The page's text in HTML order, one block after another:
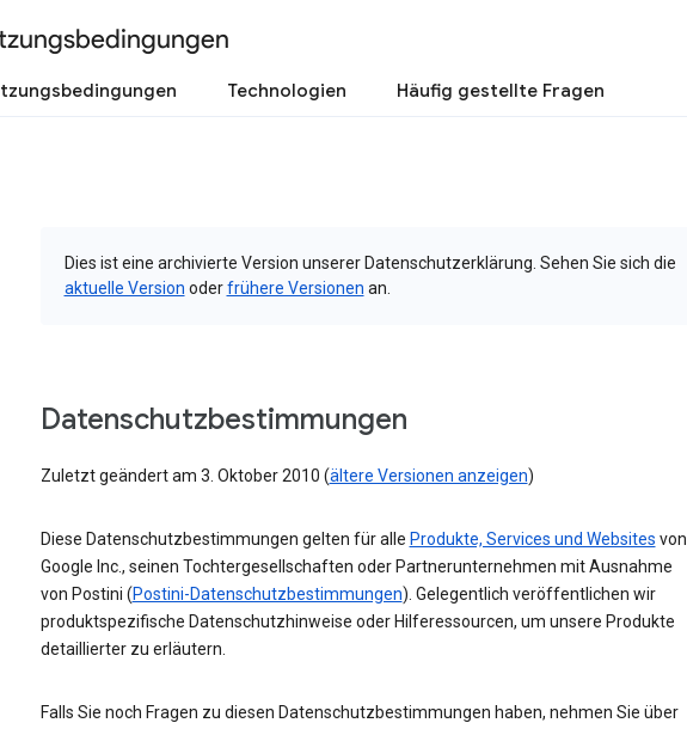
Technologien Häufig gestellte Fragen
Dies ist eine archivierte Version unserer Datenschutzerklärung. Sehen Sie sich die
aktuelle Version oderfrühere Versionen an.
Datenschutzbestimmungen
Zuletzt geändert am 3. Oktober 2010 (ältere Versionen anzeigen)
Diese Datenschutzbestimmungen gelten für alle Produkte, Services und Websites von
Google Inc., seinen Tochtergesellschaften oder Partnerunternehmen mit Ausnahme
von Postini (Postini-Datenschutzbestimmungen). Gelegentlich veröffentlichen wir
produktspezifische Datenschutzhinweise oder Hilferessourcen, um unsere Produkte
detaillierter zu erläutern.
Falls Sie noch Fragen zu diesen Datenschutzbestimmungen haben, nehmen Sie über